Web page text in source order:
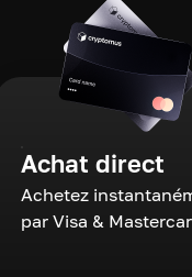
Achat direct
Achetez
par Visa &